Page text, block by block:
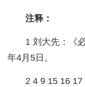
注释：
1 刘大先：《
年4月5日。
2 4 9 15 16